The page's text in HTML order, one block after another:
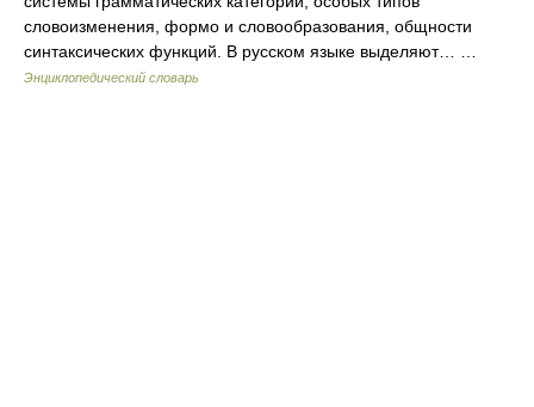
словоизменения, формо и словообразования, общности
синтаксических функций. В русском языке выделяют… …
Энциклопедический словарь